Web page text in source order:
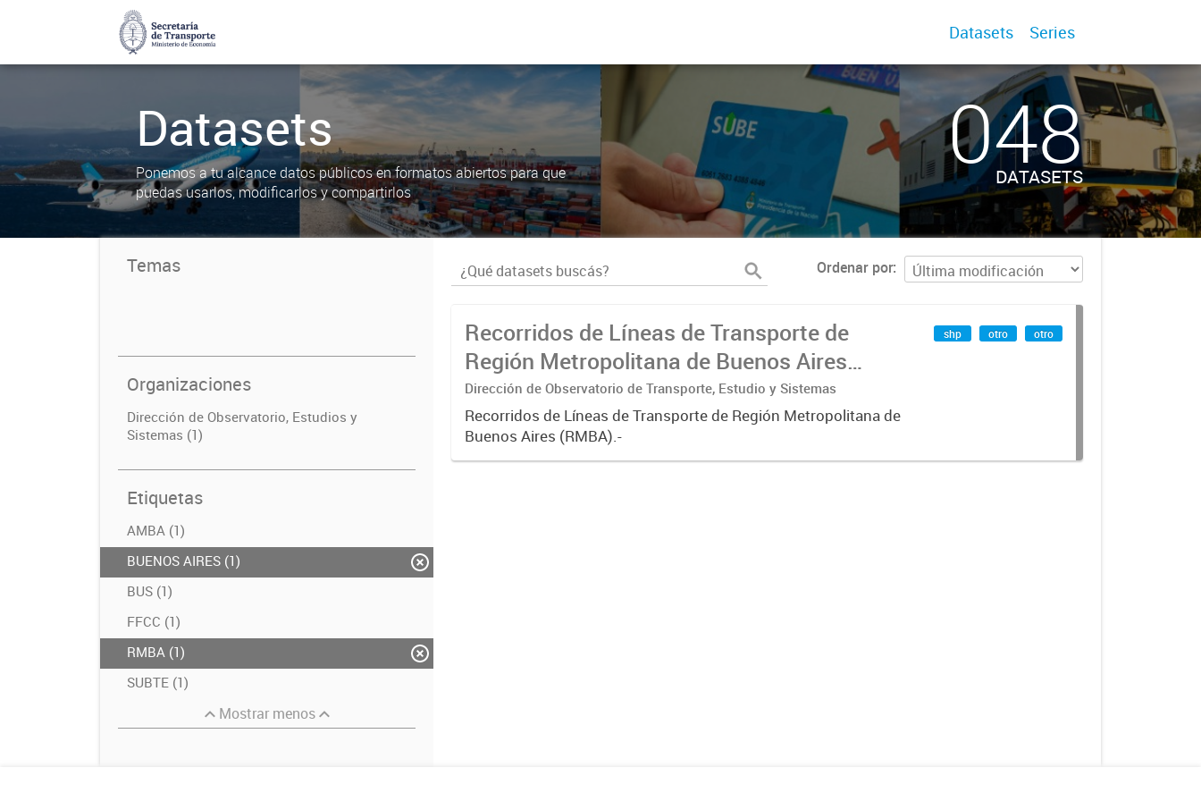
Datasets Series
Datasets
Ponemos a tu alcance datos públicos en formatos abiertos para que
puedas usarlos, modificarlos y compartirlos
048
DATASETS
Temas
Organizaciones
Dirección de Observatorio, Estudios y
Sistemas (1)
Etiquetas
AMBA (1)
BUENOS AIRES (1)
BUS (1)
FFCC (1)
RMBA (1)
SUBTE (1)
Mostrar menos
Ordenar por
Recorridos de Líneas de Transporte de
Región Metropolitana de Buenos Aires
(RMBA)
Dirección de Observatorio de Transporte, Estudio y Sistemas
Recorridos de Líneas de Transporte de Región Metropolitana de
Buenos Aires (RMBA).-
shp otro otro